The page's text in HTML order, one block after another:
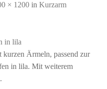
× 1200 in Kurzarm
kurzen Ärmeln, passend zur
in lila. Mit weiterem